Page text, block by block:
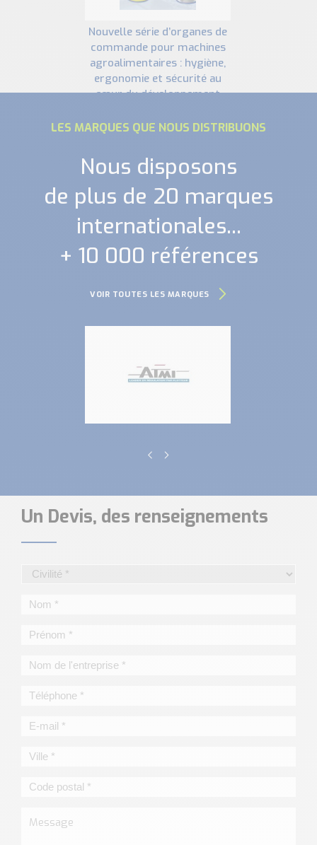
nouvelle série d’organes de
commande pour machines
agroalimentaires : hygiène,
ergonomie et sécurité au
cœur du développement
LES MARQUES QUE NOUS DISTRIBUONS
Nous disposons
de plus de 20 marques
internationales...
+ 10 000 références
VOIR TOUTES LES MARQUES
Un Devis, des renseignements